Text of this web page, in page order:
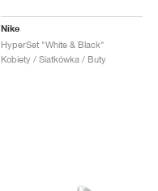
Nike
HyperSet "White & Black"
Kobiety / Siatkówka / Buty